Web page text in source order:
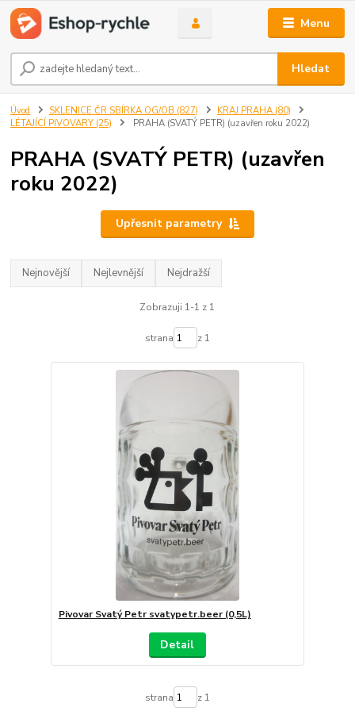
Menu
Hledat
Úvod SKLENICE ČR SBÍRKA OG/OB (827)
KRAJ PRAHA (80)
LÉTAJÍCÍ PIVOVARY (25)
PRAHA (SVATÝ PETR) (uzavřen roku 2022)
PRAHA (SVATÝ PETR) (uzavřen
roku 2022)
Upřesnit parametry
Nejnovější Nejlevnější Nejdražší
Zobrazuji 1-1 z 1
strana z 1
Pivovar Svatý Petr svatypetr.beer (0,5L)
Detail
strana z 1